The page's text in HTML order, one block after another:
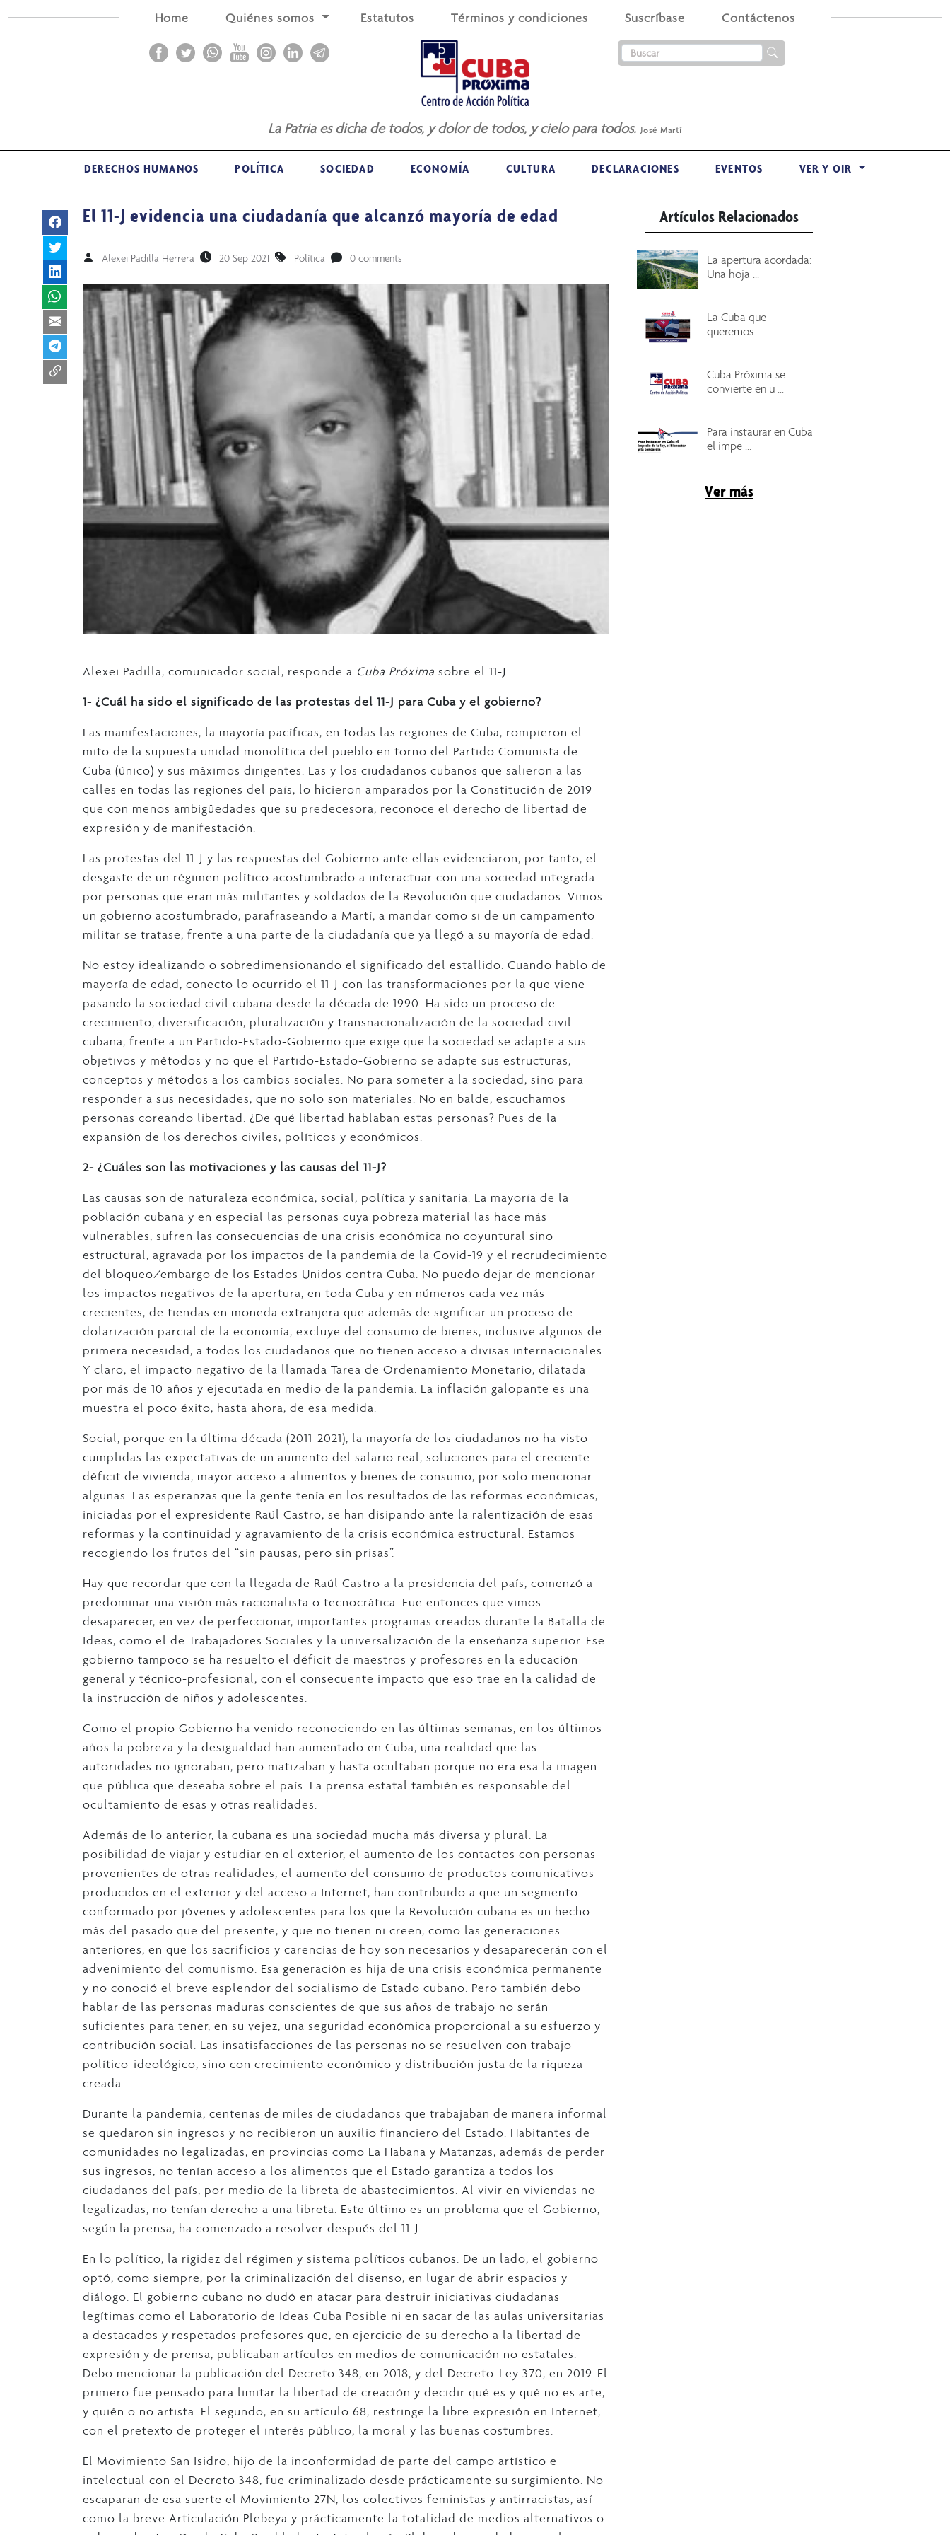
Home Quiénes somos Estatutos Términos y condiciones Suscríbase Contáctenos
La Patria es dicha de todos, y dolor de todos, y cielo para todos. José Martí
DERECHOS HUMANOS POLÍTICA SOCIEDAD ECONOMÍA CULTURA DECLARACIONES EVENTOS VER Y OIR
El 11-J evidencia una ciudadanía que alcanzó mayoría de edad
Alexei Padilla Herrera 20 Sep 2021 Política 0 comments
Alexei Padilla, comunicador social, responde a Cuba Próxima sobre el 11-J
1- ¿Cuál ha sido el significado de las protestas del 11-J para Cuba y el gobierno?
Las manifestaciones, la mayoría pacíficas, en todas las regiones de Cuba, rompieron el
mito de la supuesta unidad monolítica del pueblo en torno del Partido Comunista de
Cuba (único) y sus máximos dirigentes. Las y los ciudadanos cubanos que salieron a las
calles en todas las regiones del país, lo hicieron amparados por la Constitución de 2019
que con menos ambigüedades que su predecesora, reconoce el derecho de libertad de
expresión y de manifestación.
Las protestas del 11-J y las respuestas del Gobierno ante ellas evidenciaron, por tanto, el
desgaste de un régimen político acostumbrado a interactuar con una sociedad integrada
por personas que eran más militantes y soldados de la Revolución que ciudadanos. Vimos
un gobierno acostumbrado, parafraseando a Martí, a mandar como si de un campamento
militar se tratase, frente a una parte de la ciudadanía que ya llegó a su mayoría de edad.
No estoy idealizando o sobredimensionando el significado del estallido. Cuando hablo de
mayoría de edad, conecto lo ocurrido el 11-J con las transformaciones por la que viene
pasando la sociedad civil cubana desde la década de 1990. Ha sido un proceso de
crecimiento, diversificación, pluralización y transnacionalización de la sociedad civil
cubana, frente a un Partido-Estado-Gobierno que exige que la sociedad se adapte a sus
objetivos y métodos y no que el Partido-Estado-Gobierno se adapte sus estructuras,
conceptos y métodos a los cambios sociales. No para someter a la sociedad, sino para
responder a sus necesidades, que no solo son materiales. No en balde, escuchamos
personas coreando libertad. ¿De qué libertad hablaban estas personas? Pues de la
expansión de los derechos civiles, políticos y económicos.
2- ¿Cuáles son las motivaciones y las causas del 11-J?
Las causas son de naturaleza económica, social, política y sanitaria. La mayoría de la
población cubana y en especial las personas cuya pobreza material las hace más
vulnerables, sufren las consecuencias de una crisis económica no coyuntural sino
estructural, agravada por los impactos de la pandemia de la Covid-19 y el recrudecimiento
del bloqueo/embargo de los Estados Unidos contra Cuba. No puedo dejar de mencionar
los impactos negativos de la apertura, en toda Cuba y en números cada vez más
crecientes, de tiendas en moneda extranjera que además de significar un proceso de
dolarización parcial de la economía, excluye del consumo de bienes, inclusive algunos de
primera necesidad, a todos los ciudadanos que no tienen acceso a divisas internacionales.
Y claro, el impacto negativo de la llamada Tarea de Ordenamiento Monetario, dilatada
por más de 10 años y ejecutada en medio de la pandemia. La inflación galopante es una
muestra el poco éxito, hasta ahora, de esa medida.
Social, porque en la última década (2011-2021), la mayoría de los ciudadanos no ha visto
cumplidas las expectativas de un aumento del salario real, soluciones para el creciente
déficit de vivienda, mayor acceso a alimentos y bienes de consumo, por solo mencionar
algunas. Las esperanzas que la gente tenía en los resultados de las reformas económicas,
iniciadas por el expresidente Raúl Castro, se han disipando ante la ralentización de esas
reformas y la continuidad y agravamiento de la crisis económica estructural. Estamos
recogiendo los frutos del “sin pausas, pero sin prisas”.
Hay que recordar que con la llegada de Raúl Castro a la presidencia del país, comenzó a
predominar una visión más racionalista o tecnocrática. Fue entonces que vimos
desaparecer, en vez de perfeccionar, importantes programas creados durante la Batalla de
Ideas, como el de Trabajadores Sociales y la universalización de la enseñanza superior. Ese
gobierno tampoco se ha resuelto el déficit de maestros y profesores en la educación
general y técnico-profesional, con el consecuente impacto que eso trae en la calidad de
la instrucción de niños y adolescentes.
Como el propio Gobierno ha venido reconociendo en las últimas semanas, en los últimos
años la pobreza y la desigualdad han aumentado en Cuba, una realidad que las
autoridades no ignoraban, pero matizaban y hasta ocultaban porque no era esa la imagen
que pública que deseaba sobre el país. La prensa estatal también es responsable del
ocultamiento de esas y otras realidades.
Además de lo anterior, la cubana es una sociedad mucha más diversa y plural. La
posibilidad de viajar y estudiar en el exterior, el aumento de los contactos con personas
provenientes de otras realidades, el aumento del consumo de productos comunicativos
producidos en el exterior y del acceso a Internet, han contribuido a que un segmento
conformado por jóvenes y adolescentes para los que la Revolución cubana es un hecho
más del pasado que del presente, y que no tienen ni creen, como las generaciones
anteriores, en que los sacrificios y carencias de hoy son necesarios y desaparecerán con el
advenimiento del comunismo. Esa generación es hija de una crisis económica permanente
y no conoció el breve esplendor del socialismo de Estado cubano. Pero también debo
hablar de las personas maduras conscientes de que sus años de trabajo no serán
suficientes para tener, en su vejez, una seguridad económica proporcional a su esfuerzo y
contribución social. Las insatisfacciones de las personas no se resuelven con trabajo
político-ideológico, sino con crecimiento económico y distribución justa de la riqueza
creada.
Durante la pandemia, centenas de miles de ciudadanos que trabajaban de manera informal
se quedaron sin ingresos y no recibieron un auxilio financiero del Estado. Habitantes de
comunidades no legalizadas, en provincias como La Habana y Matanzas, además de perder
sus ingresos, no tenían acceso a los alimentos que el Estado garantiza a todos los
ciudadanos del país, por medio de la libreta de abastecimientos. Al vivir en viviendas no
legalizadas, no tenían derecho a una libreta. Este último es un problema que el Gobierno,
según la prensa, ha comenzado a resolver después del 11-J.
En lo político, la rigidez del régimen y sistema políticos cubanos. De un lado, el gobierno
optó, como siempre, por la criminalización del disenso, en lugar de abrir espacios y
diálogo. El gobierno cubano no dudó en atacar para destruir iniciativas ciudadanas
legítimas como el Laboratorio de Ideas Cuba Posible ni en sacar de las aulas universitarias
a destacados y respetados profesores que, en ejercicio de su derecho a la libertad de
expresión y de prensa, publicaban artículos en medios de comunicación no estatales.
Debo mencionar la publicación del Decreto 348, en 2018, y del Decreto-Ley 370, en 2019. El
primero fue pensado para limitar la libertad de creación y decidir qué es y qué no es arte,
y quién o no artista. El segundo, en su artículo 68, restringe la libre expresión en Internet,
con el pretexto de proteger el interés público, la moral y las buenas costumbres.
El Movimiento San Isidro, hijo de la inconformidad de parte del campo artístico e
intelectual con el Decreto 348, fue criminalizado desde prácticamente su surgimiento. No
escaparan de esa suerte el Movimiento 27N, los colectivos feministas y antirracistas, así
como la breve Articulación Plebeya y prácticamente la totalidad de medios alternativos o
Artículos Relacionados
La apertura acordada:
Una hoja ...
La Cuba que
queremos ...
Cuba Próxima se
convierte en u ...
Para instaurar en Cuba
el impe ...
Ver más